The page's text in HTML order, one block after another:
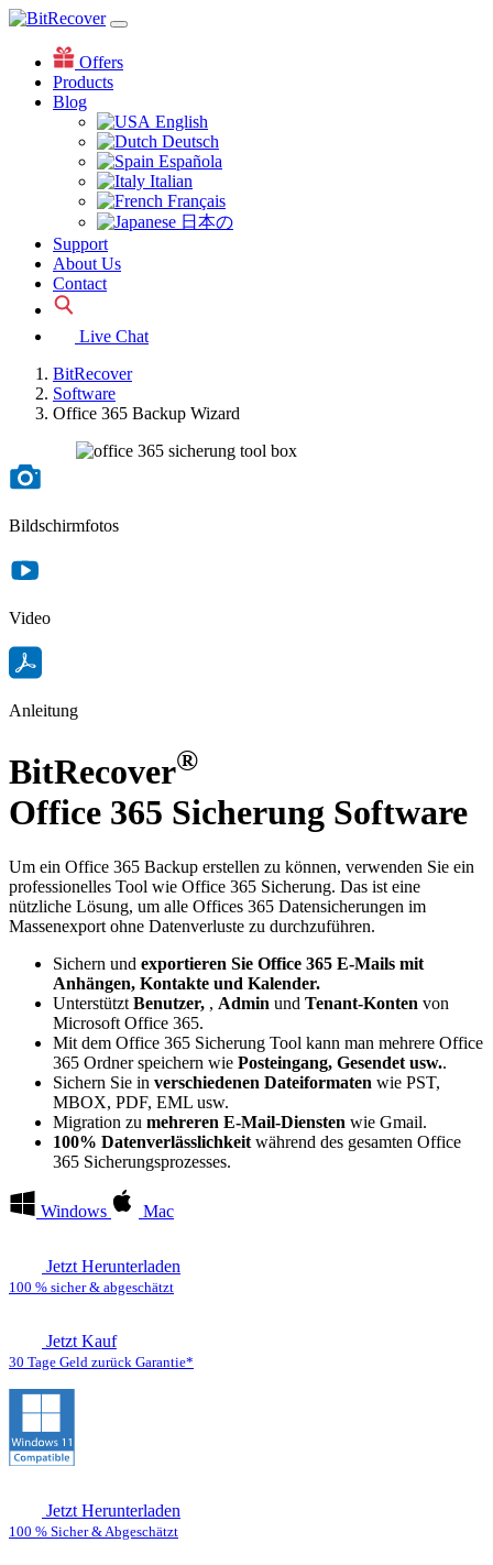
Offers
Products
Blog
English
Deutsch
Española
Italian
Français
日本の
Support
About Us
Contact
Live Chat
BitRecover
Software
Office 365 Backup Wizard
Bildschirmfotos
Video
Anleitung
BitRecover®
Office 365 Sicherung Software
Um ein Office 365 Backup erstellen zu können, verwenden Sie ein
professionelles Tool wie Office 365 Sicherung. Das ist eine
nützliche Lösung, um alle Offices 365 Datensicherungen im
Massenexport ohne Datenverluste zu durchzuführen.
Sichern und exportieren Sie Office 365 E-Mails mit
Anhängen, Kontakte und Kalender.
Unterstützt Benutzer, , Admin und Tenant-Konten von
Microsoft Office 365.
Mit dem Office 365 Sicherung Tool kann man mehrere Office
365 Ordner speichern wie Posteingang, Gesendet usw..
Sichern Sie in verschiedenen Dateiformaten wie PST,
MBOX, PDF, EML usw.
Migration zu mehreren E-Mail-Diensten wie Gmail.
100% Datenverlässlichkeit während des gesamten Office
365 Sicherungsprozesses.
Windows Mac
Jetzt Herunterladen
100 % sicher & abgeschätzt
Jetzt Kauf
30 Tage Geld zurück Garantie*
Jetzt Herunterladen
100 % Sicher & Abgeschätzt